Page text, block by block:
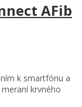
AFib
k smartfónu a
krvného